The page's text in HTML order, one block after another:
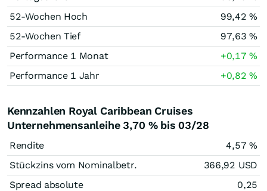
52-Wochen Hoch
99,42%
52-Wochen Tief
97,63%
Performance 1 Monat
+0,17%
Performance 1 Jahr
+0,82%
Kennzahlen Royal Caribbean Cruises
Unternehmensanleihe 3,70 % bis 03/28
Rendite 4,57 %
Stückzins vom Nominalbetr.
366,92 USD
Spread absolute
0,25